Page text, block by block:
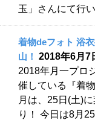
玉」さんにて行い
着物deフォト 浴
山！ 2018年6月7
2018年月一プロ
催している『着
月は、25日(土)
り！ 今日は8月